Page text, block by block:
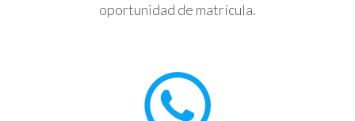
oportunidad de matrícula.